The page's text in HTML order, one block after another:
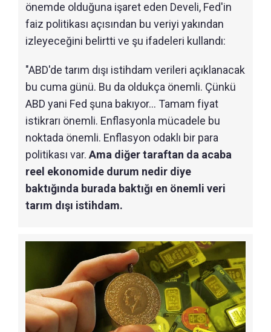
önemde olduğuna işaret eden Develi, Fed'in
faiz politikası açısından bu veriyi yakından
izleyeceğini belirtti ve şu ifadeleri kullandı:
"ABD'de tarım dışı istihdam verileri açıklanacak
bu cuma günü. Bu da oldukça önemli. Çünkü
ABD yani Fed şuna bakıyor... Tamam fiyat
istikrarı önemli. Enflasyonla mücadele bu
noktada önemli. Enflasyon odaklı bir para
politikası var. Ama diğer taraftan da acaba
reel ekonomide durum nedir diye
baktığında burada baktığı en önemli veri
tarım dışı istihdam.